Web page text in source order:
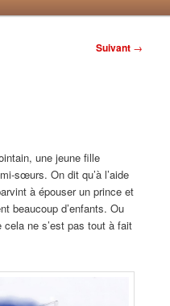
Post navigation
Suivant →
une jeune fille
sœurs. On dit qu’à l’aide
à épouser un prince et
beaucoup d’enfants. Ou
cela ne s’est pas tout à fait